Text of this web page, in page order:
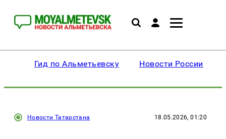
Гид по Альметьевску Новости России
Новости Татарстана 18.05.2026, 01:20